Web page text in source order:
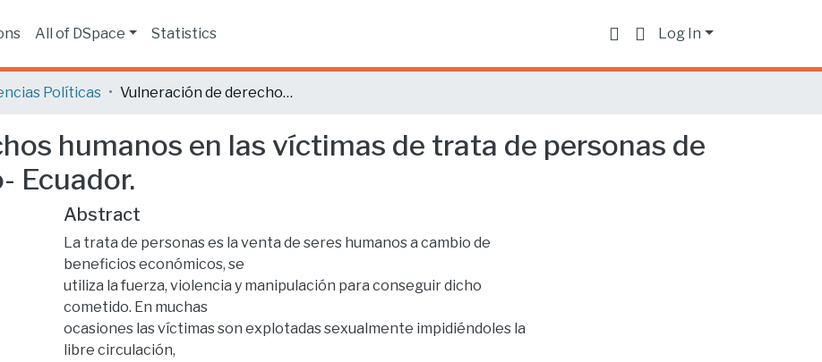
All of DSpace Statistics Log In
Políticas Vulneración de derechos humanos en las víctimas de trata de personas de 12 a 17 años en Quito- Ecuador.
humanos en las víctimas de trata de personas de
Ecuador.
Abstract
La trata de personas es la venta de seres humanos a cambio de
beneficios económicos, se
utiliza la fuerza, violencia y manipulación para conseguir dicho
cometido. En muchas
ocasiones las víctimas son explotadas sexualmente impidiéndoles la
libre circulación,